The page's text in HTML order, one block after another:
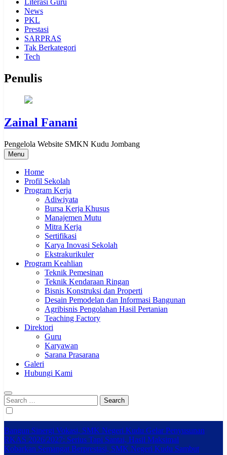
Literasi Guru
News
PKL
Prestasi
SARPRAS
Tak Berkategori
Tech
Penulis
Zainal Fanani
Pengelola Website SMKN Kudu Jombang
Menu
Home
Profil Sekolah
Program Kerja
Adiwiyata
Bursa Kerja Khusus
Manajemen Mutu
Mitra Kerja
Sertifikasi
Karya Inovasi Sekolah
Ekstrakurikuler
Program Keahlian
Teknik Pemesinan
Teknik Kendaraan Ringan
Bisnis Konstruksi dan Properti
Desain Pemodelan dan Informasi Bangunan
Agribisnis Pengolahan Hasil Pertanian
Teaching Factory
Direktori
Guru
Karyawan
Sarana Prasarana
Galeri
Hubungi Kami
Search
for:
Bangun Sinergi Vokasi, SMK Negeri Kudu Gelar Penyusunan
RKAS 2026/2027: Serius Tapi Santai, Hasil Maksimal
Kobarkan Semangat Berprestasi, SMK Negeri Kudu Sambut